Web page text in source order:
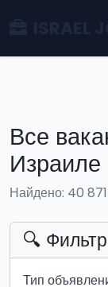
Все
Израиле
Найдено: 40
🔍
Тип